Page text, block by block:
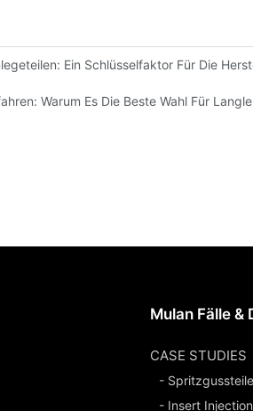
Ein Schlüsselfaktor Für Die
Warum Es Die Beste Wahl Für
Mulan Fälle &
CASE STUDIES
- Spritzgussteile
- Insert